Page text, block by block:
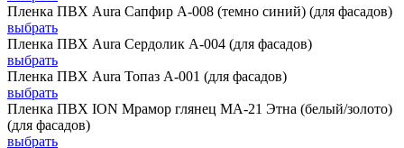
Пленка ПВХ Aura Сапфир А-008 (темно синий) (для фасадов)
выбрать
Пленка ПВХ Aura Сердолик А-004 (для фасадов)
выбрать
Пленка ПВХ Aura Топаз А-001 (для фасадов)
выбрать
Пленка ПВХ ION Мрамор глянец MA-21 Этна (белый/золото)
(для фасадов)
выбрать